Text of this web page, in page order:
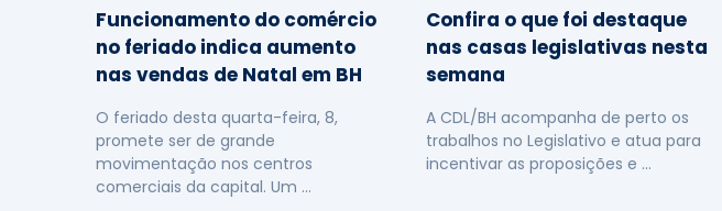
Funcionamento do comércio
no feriado indica aumento
nas vendas de Natal em BH
O feriado desta quarta-feira, 8,
promete ser de grande
movimentação nos centros
comerciais da capital. Um …
Confira o que foi destaque
nas casas legislativas nesta
semana
A CDL/BH acompanha de perto os
trabalhos no Legislativo e atua para
incentivar as proposições e …